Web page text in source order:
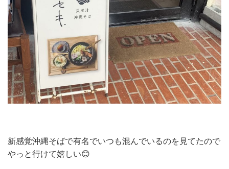
新感覚沖縄そばで有名でいつも混んでいるのを見てたので
やっと行けて嬉しい😊